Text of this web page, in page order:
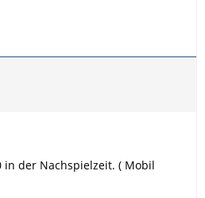
in der Nachspielzeit. ( Mobil